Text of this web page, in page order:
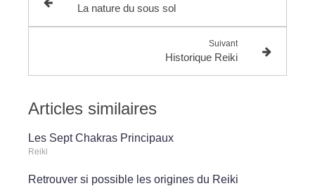
La nature du sous sol
Suivant
Historique Reiki
Articles similaires
Les Sept Chakras Principaux
Reiki
Retrouver si possible les origines du Reiki